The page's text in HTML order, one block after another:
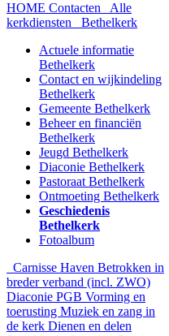
HOME Contacten
Alle
kerkdiensten
Bethelkerk
Actuele informatie
Bethelkerk
Contact en wijkindeling
Bethelkerk
Gemeente Bethelkerk
Beheer en financiën
Bethelkerk
Jeugd Bethelkerk
Diaconie Bethelkerk
Pastoraat Bethelkerk
Ontmoeting Bethelkerk
Geschiedenis
Bethelkerk
Fotoalbum
Carnisse Haven Betrokken in
breder verband (incl. ZWO)
Diaconie PGB Vorming en
toerusting Muziek en zang in
de kerk Dienen en delen